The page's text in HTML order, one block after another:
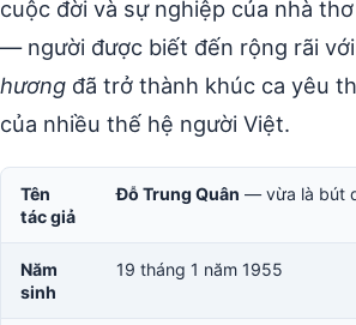
cuộc đời và sự nghiệp của nhà
— người được biết đến rộng rãi
hương đã trở thành khúc ca yêu
của nhiều thế hệ người Việt.
Tên
tác giả
Đỗ Trung Quân — vừa là bút
Năm
sinh
19 tháng 1 năm 1955